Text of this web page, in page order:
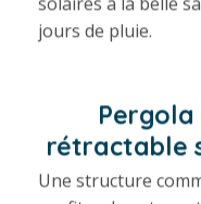
jours de pluie.
Pergola
rétractable
Une structure
profiter de votre